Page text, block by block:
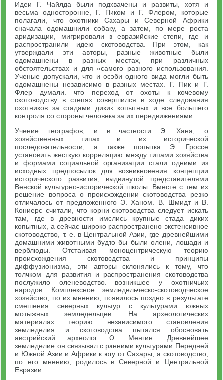
Идеи Г. Чайлда были подхвачены и развиты, хотя и
весьма односторонне, Г. Пиком и Г. Флером, которые
полагали, что охотники Сахары и Северной Африки
сначала одомашнили собаку, а затем, по мере роста
аридизации, мигрировали в евразийские степи, где и
распространили идею скотоводства. При этом, как
утверждали эти авторы, разные животные были
одомашнены в разных местах, при различных
обстоятельствах и для «самого разного использования.
Ученые допускали, что и особи одного вида могли быть
одомашнены независимо в разных местах. Г. Пик и Г.
Флер думали, что переход от охоты к кочевому
скотоводству в степях совершился в ходе следования
охотников за стадами диких копытных и все большего
контроля со стороны человека за их передвижениями.
Учение географов, и в частности Э. Хана, о
хозяйственных типах и их исторической
последовательности, а также попытка Э. Гроссе
установить жесткую корреляцию между типами хозяйства
и формами социальной организации стали одними из
исходных предпосылок для возникновения концепции
исторического развития, выдвинутой представителями
Венской культурно-исторической школы. Вместе с тем их
решение вопроса о происхождении скотоводства резко
отличалось от предложенного Э. Ханом. В. Шмидт и В.
Кониерс считали, что корни скотоводства следует искать
там, где в древности имелись крупные стада диких
копытных, а сейчас широко распространено экстенсивное
скотоводство, т. е. в Центральной Азии, где древнейшими
домашними животными будто бы были олени, лошади и
верблюды. Отстаивая моноцентрическую теорию
происхождения скотоводства и принципы
диффузионизма, эти авторы склонялись к тому, что
толчком для развития и распространения скотоводства
послужило оленеводство, возникшее у охотничьих
народов. Комплексное земледельческо-скотоводческое
хозяйство, по их мнению, появилось поздно в результате
смешения северных культур с культурами южных
мотыжных земледельцев. На археологических
материалах теорию независимого становления
земледелия и скотоводства пытался обосновать
австрийский археолог О. Менгин. Древнейшее
земледелие он связывал с ранними культурами Передней
и Южной Азии и Африки к югу от Сахары, а скотоводство,
по его мнению, родилось в Северной и Центральной
Евразии.